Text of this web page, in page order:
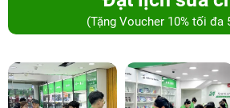
(Tặng Voucher 10% tối đa